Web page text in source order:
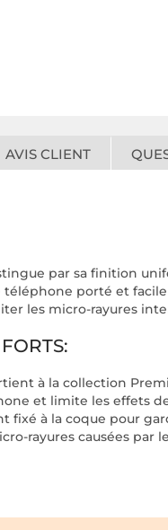
AVIS CLIENT
par sa finition
porté et
les micro-rayures
à la collection
et limite les effets
fixé à la coque pour
rayures causées par